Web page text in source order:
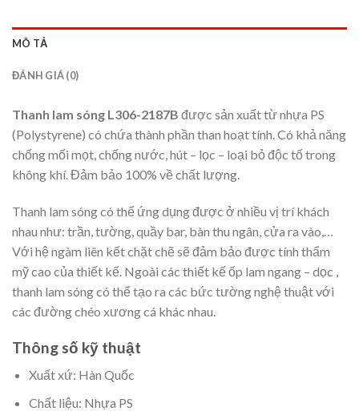
MÔ TẢ
ĐÁNH GIÁ (0)
Thanh lam sóng L306-2187B được sản xuất từ nhựa PS
(Polystyrene) có chứa thành phần than hoạt tính. Có khả năng
chống mối mọt, chống nước, hút – lọc – loại bỏ độc tố trong
không khí. Đảm bảo 100% về chất lượng.
Thanh lam sóng có thể ứng dụng được ở nhiều vị trí khách
nhau như: trần, tường, quầy bar, bàn thu ngân, cửa ra vào,…
Với hệ ngàm liên kết chặt chẽ sẽ đảm bảo được tính thẩm
mỹ cao của thiết kế. Ngoài các thiết kế ốp lam ngang – dọc ,
thanh lam sóng có thể tạo ra các bức tường nghệ thuật với
các đường chéo xương cá khác nhau.
Thông số kỹ thuật
Xuất xứ: Hàn Quốc
Chất liệu: Nhựa PS